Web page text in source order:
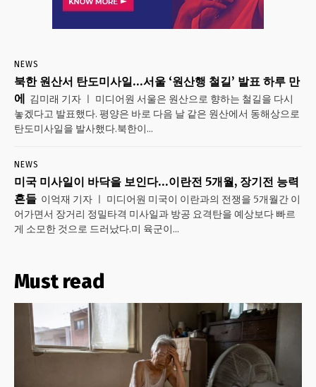
NEWS
북한 원산서 탄도미사일…서울 ‘원산행 철길’ 발표 하루 만
에 김미래 기자 ㅣ 미디어원 서울은 원산으로 향하는 철길을 다시
놓겠다고 발표했다. 평양은 바로 다음 날 같은 원산에서 동해상으로
탄도미사일을 발사했다.북한이...
NEWS
미국 미사일이 바닥을 보인다…이란전 5개월, 장기전 능력
흔들 이억재 기자 ㅣ 미디어원 미국이 이란과의 전쟁을 5개월간 이
어가면서 장거리 정밀타격 미사일과 방공 요격탄을 예상보다 빠르
게 소모한 것으로 드러났다.미 육군이...
Must read